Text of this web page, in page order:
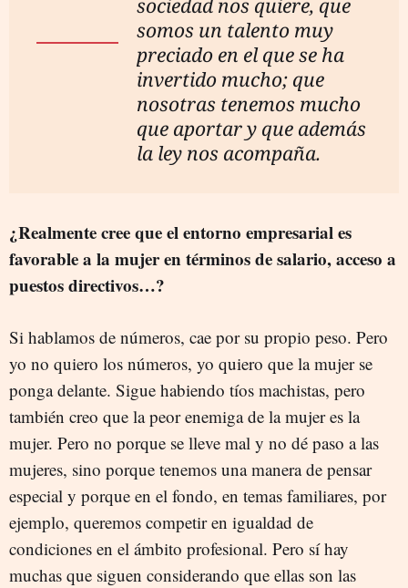
sociedad nos quiere, que
somos un talento muy
preciado en el que se ha
invertido mucho; que
nosotras tenemos mucho
que aportar y que además
la ley nos acompaña.
¿Realmente cree que el entorno empresarial es
favorable a la mujer en términos de salario, acceso a
puestos directivos…?
Si hablamos de números, cae por su propio peso. Pero
yo no quiero los números, yo quiero que la mujer se
ponga delante. Sigue habiendo tíos machistas, pero
también creo que la peor enemiga de la mujer es la
mujer. Pero no porque se lleve mal y no dé paso a las
mujeres, sino porque tenemos una manera de pensar
especial y porque en el fondo, en temas familiares, por
ejemplo, queremos competir en igualdad de
condiciones en el ámbito profesional. Pero sí hay
muchas que siguen considerando que ellas son las